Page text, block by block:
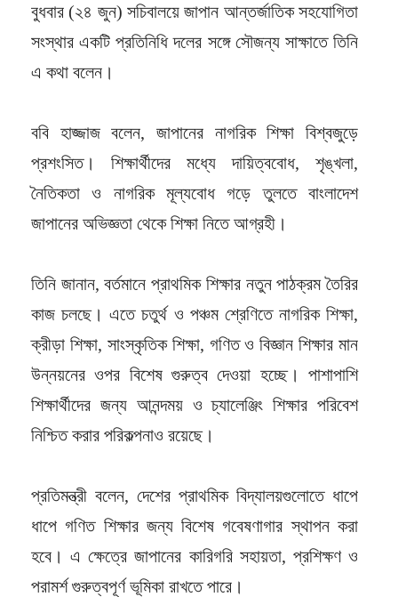
বুধবার (২৪ জুন) সচিবালয়ে জাপান আন্তর্জাতিক সহযোগিতা
সংস্থার একটি প্রতিনিধি দলের সঙ্গে সৌজন্য সাক্ষাতে তিনি
এ কথা বলেন।
ববি হাজ্জাজ বলেন, জাপানের নাগরিক শিক্ষা বিশ্বজুড়ে
প্রশংসিত। শিক্ষার্থীদের মধ্যে দায়িত্ববোধ, শৃঙ্খলা,
নৈতিকতা ও নাগরিক মূল্যবোধ গড়ে তুলতে বাংলাদেশ
জাপানের অভিজ্ঞতা থেকে শিক্ষা নিতে আগ্রহী।
তিনি জানান, বর্তমানে প্রাথমিক শিক্ষার নতুন পাঠক্রম তৈরির
কাজ চলছে। এতে চতুর্থ ও পঞ্চম শ্রেণিতে নাগরিক শিক্ষা,
ক্রীড়া শিক্ষা, সাংস্কৃতিক শিক্ষা, গণিত ও বিজ্ঞান শিক্ষার মান
উন্নয়নের ওপর বিশেষ গুরুত্ব দেওয়া হচ্ছে। পাশাপাশি
শিক্ষার্থীদের জন্য আনন্দময় ও চ্যালেঞ্জিং শিক্ষার পরিবেশ
নিশ্চিত করার পরিকল্পনাও রয়েছে।
প্রতিমন্ত্রী বলেন, দেশের প্রাথমিক বিদ্যালয়গুলোতে ধাপে
ধাপে গণিত শিক্ষার জন্য বিশেষ গবেষণাগার স্থাপন করা
হবে। এ ক্ষেত্রে জাপানের কারিগরি সহায়তা, প্রশিক্ষণ ও
পরামর্শ গুরুত্বপূর্ণ ভূমিকা রাখতে পারে।